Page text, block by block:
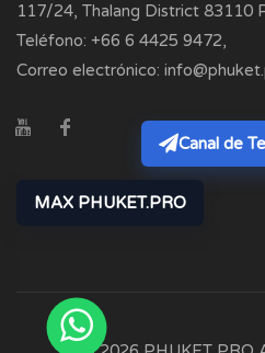
117/24, Thalang District 83110
Teléfono: +66 6 4425 9472,
Correo electrónico:
Canal de
MAX PHUKET.PRO